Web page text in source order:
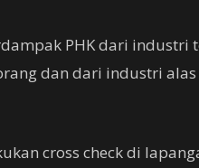
PHK dari industri
dan dari industri
cross check di